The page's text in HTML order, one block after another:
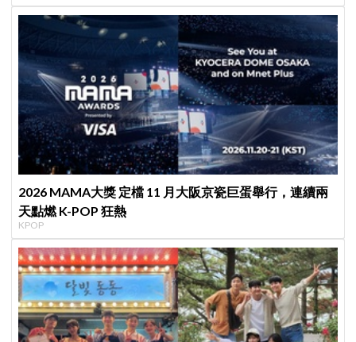
2026 MAMA大獎 定檔 11 月大阪京瓷巨蛋舉行，連續兩
天點燃 K-POP 狂熱
KPOP